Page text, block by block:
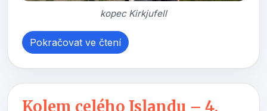
kopec Kirkjufell
Pokračovat ve čtení
Kolem celého Islandu – 4.